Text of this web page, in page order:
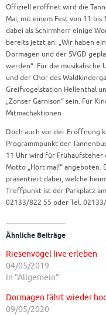
Offiziell eröffnet wird die
Mai, mit einem Fest von 11
dabei als Schirmherr einige
bereits jetzt an: „Wir haben
Dormagen und der SVGD
werden“. Für die musikalische
und der Chor des
Greifvogelstation Hellenthal
„Zonser Garnison“ sein. Für
Mitmachaktionen.
Doch auch vor der Eröffnung
Programmpunkt der
11 Uhr wird für Frühaufsteher
Motto „Hört mal!“ angeboten.
präsentiert dabei, welche
Treffpunkt ist der Parkplatz
02133/822 55 oder Tel.
Ähnliche Beiträge
Riesenvögel live erleben
04/05/2019
In "Allgemein"
Dormagen fährt wieder
09/05/2020